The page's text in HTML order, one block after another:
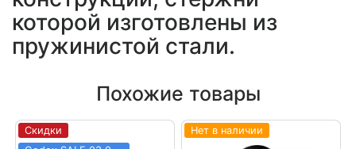
которой изготовлены из
пружинистой стали.
Похожие товары
Скидки
Нет в наличии